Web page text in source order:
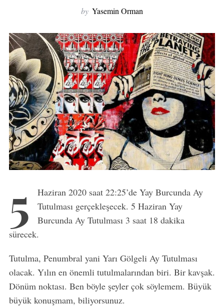
by Yasemin Orman
5
Haziran 2020 saat 22:25’de Yay Burcunda Ay
Tutulması gerçekleşecek. 5 Haziran Yay
Burcunda Ay Tutulması 3 saat 18 dakika
sürecek.
Tutulma, Penumbral yani Yarı Gölgeli Ay Tutulması
olacak. Yılın en önemli tutulmalarından biri. Bir kavşak.
Dönüm noktası. Ben böyle şeyler çok söylemem. Büyük
büyük konuşmam, biliyorsunuz.